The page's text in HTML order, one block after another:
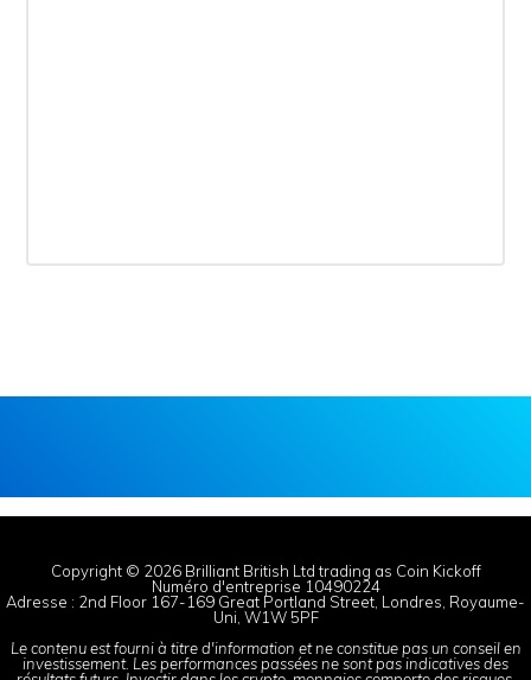
Copyright © 2026 Brilliant British Ltd trading as Coin Kickoff
Numéro d'entreprise 10490224
Adresse : 2nd Floor 167-169 Great Portland Street, Londres, Royaume-
Uni, W1W 5PF
Le contenu est fourni à titre d'information et ne constitue pas un conseil en
investissement. Les performances passées ne sont pas indicatives des